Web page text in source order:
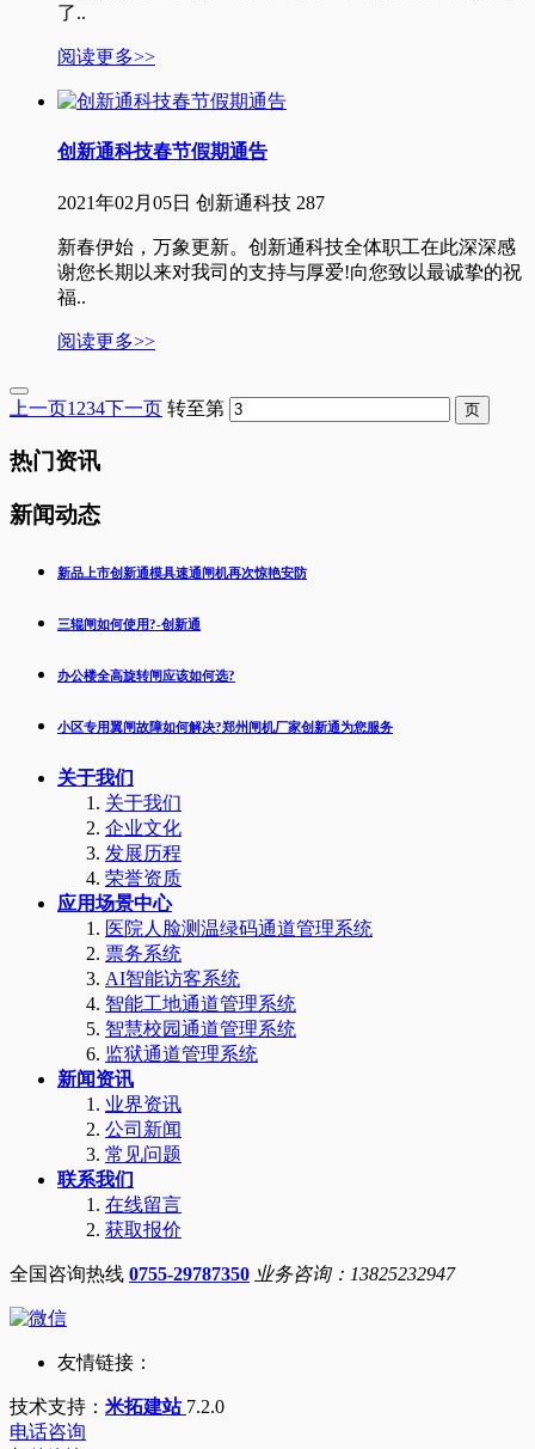
了..
阅读更多>>
创新通科技春节假期通告
2021年02月05日 创新通科技 287
新春伊始，万象更新。创新通科技全体职工在此深深感
谢您长期以来对我司的支持与厚爱!向您致以最诚挚的祝
福..
阅读更多>>
上一页1 234下一页 转至第
热门资讯
新闻动态
新品上市创新通模具速通闸机再次惊艳安防
三辊闸如何使用?-创新通
办公楼全高旋转闸应该如何选?
小区专用翼闸故障如何解决?郑州闸机厂家创新通为您服务
关于我们
关于我们
企业文化
发展历程
荣誉资质
应用场景中心
医院人脸测温绿码通道管理系统
票务系统
AI智能访客系统
智能工地通道管理系统
智慧校园通道管理系统
监狱通道管理系统
新闻资讯
业界资讯
公司新闻
常见问题
联系我们
在线留言
获取报价
全国咨询热线 0755-29787350 业务咨询：13825232947
友情链接：
技术支持： 米拓建站 7.2.0
电话咨询